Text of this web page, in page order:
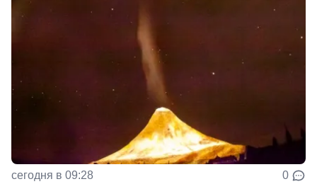
сегодня в 09:28 0